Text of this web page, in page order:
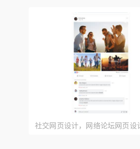
社交网页设计，网络论坛网页设